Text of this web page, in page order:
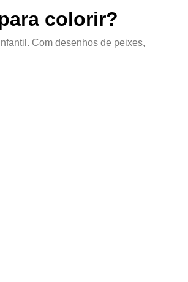
colorir?
Com desenhos de peixes,